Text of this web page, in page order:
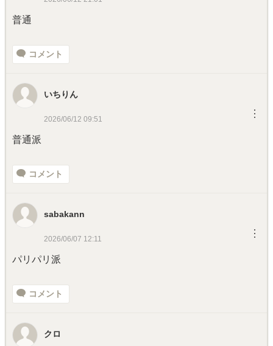
普通
コメント
いちりん
2026/06/12 09:51 ︙
普通派
コメント
sabakann
2026/06/07 12:11 ︙
パリパリ派
コメント
クロ